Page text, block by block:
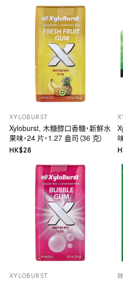
XYLOBURST
Xyloburst, 木糖醇口香糖，新鮮水
果味，24 片，1.27 盎司（36 克）
HK$28
XYLOBURST